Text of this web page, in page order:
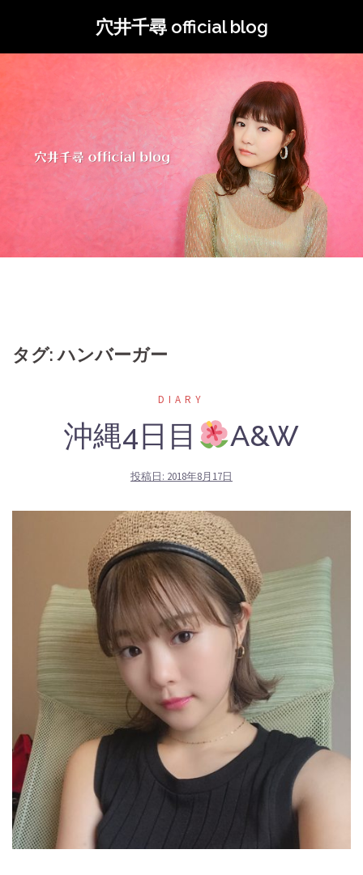
テ
穴井千尋 official blog
タグ: ハンバーガー
DIARY
沖縄4日目 A&W
投稿日: 2018年8月17日